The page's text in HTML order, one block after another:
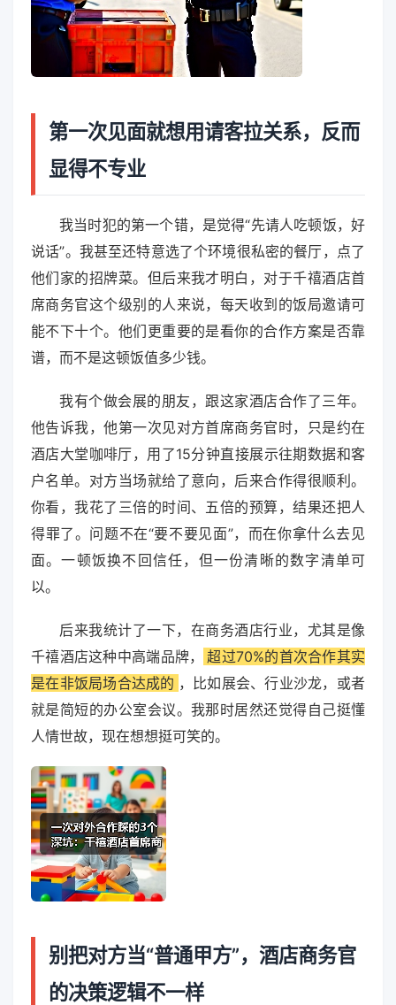
第一次见面就想用请客拉关系，反而
显得不专业
我当时犯的第一个错，是觉得“先请人吃顿饭，好
说话”。我甚至还特意选了个环境很私密的餐厅，点了
他们家的招牌菜。但后来我才明白，对于千禧酒店首
席商务官这个级别的人来说，每天收到的饭局邀请可
能不下十个。他们更重要的是看你的合作方案是否靠
谱，而不是这顿饭值多少钱。
我有个做会展的朋友，跟这家酒店合作了三年。
他告诉我，他第一次见对方首席商务官时，只是约在
酒店大堂咖啡厅，用了15分钟直接展示往期数据和客
户名单。对方当场就给了意向，后来合作得很顺利。
你看，我花了三倍的时间、五倍的预算，结果还把人
得罪了。问题不在“要不要见面”，而在你拿什么去见
面。一顿饭换不回信任，但一份清晰的数字清单可
以。
后来我统计了一下，在商务酒店行业，尤其是像
千禧酒店这种中高端品牌，
超过70%的首次合作其实
是在非饭局场合达成的 ，比如展会、行业沙龙，或者
就是简短的办公室会议。我那时居然还觉得自己挺懂
人情世故，现在想想挺可笑的。
别把对方当“普通甲方”，酒店商务官
的决策逻辑不一样